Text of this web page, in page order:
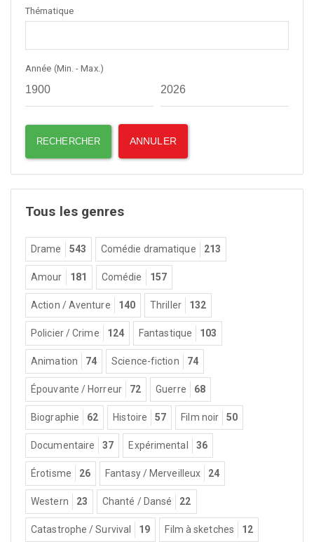
Thématique
Année (Min. - Max.)
Tous les genres
Drame 543 Comédie dramatique 213
Amour 181 Comédie 157
Action / Aventure 140 Thriller 132
Policier / Crime 124 Fantastique 103
Animation 74 Science-fiction 74
Épouvante / Horreur 72 Guerre 68
Biographie 62 Histoire 57 Film noir 50
Documentaire 37 Expérimental 36
Érotisme 26 Fantasy / Merveilleux 24
Western 23 Chanté / Dansé 22
Catastrophe / Survival 19 Film à sketches 12